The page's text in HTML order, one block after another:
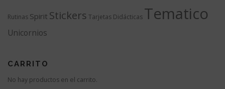
Rutinas Spirit Stickers Tarjetas Didácticas Tematico
Unicornios
CARRITO
No hay productos en el carrito.